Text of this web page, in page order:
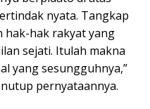
nyata. Tangkap
hak-hak rakyat yang
sejati. Itulah makna
yang sesungguhnya,”
pernyataannya.